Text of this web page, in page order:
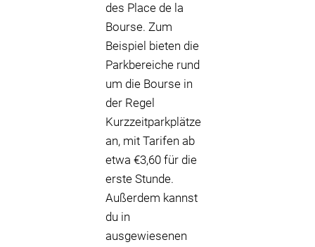
des Place de la
Bourse. Zum
Beispiel bieten die
Parkbereiche rund
um die Bourse in
der Regel
Kurzzeitparkplätze
an, mit Tarifen ab
etwa €3,60 für die
erste Stunde.
Außerdem kannst
du in
ausgewiesenen